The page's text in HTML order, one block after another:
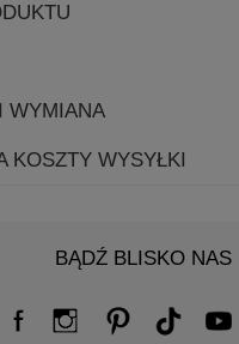
WYMIANA
KOSZTY WYSYŁKI
BĄDŹ BLISKO NAS